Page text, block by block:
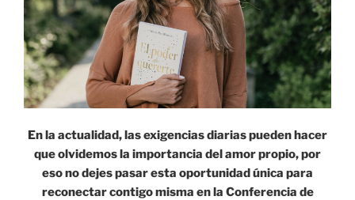
En la actualidad, las exigencias diarias pueden hacer
que olvidemos la importancia del amor propio, por
eso no dejes pasar esta oportunidad única para
reconectar contigo misma en la Conferencia de